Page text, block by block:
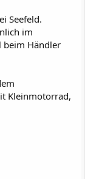
Seefeld.
im
beim Händler
Kleinmotorrad,